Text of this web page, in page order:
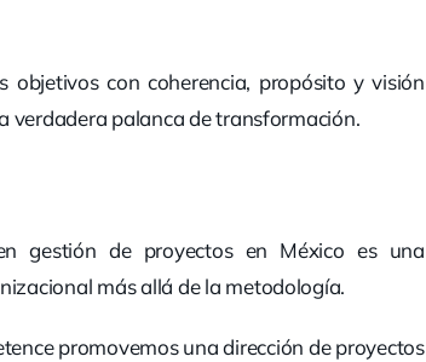
objetivos con coherencia, propósito y visión
verdadera palanca de transformación.
gestión de proyectos en México es una
más allá de la metodología.
promovemos una dirección de proyectos